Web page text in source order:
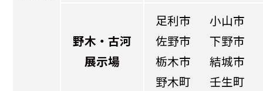
野木・古河
展示場
足利市
小山市
佐野市
下野市
栃木市
結城市
野木町
壬生町